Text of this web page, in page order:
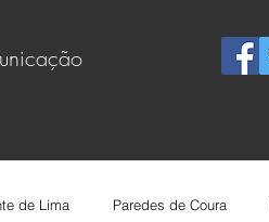
de Lima Paredes de Coura